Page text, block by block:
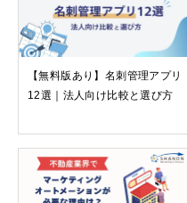
【無料版あり】名刺管理アプリ
12選｜法人向け比較と選び方